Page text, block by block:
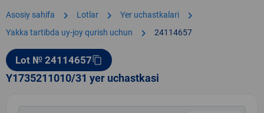
Asosiy sahifa chevron_right Lotlar chevron_right Yer uchastkalari chevron_right
Yakka tartibda uy-joy qurish uchun chevron_right 24114657
Lot № 24114657content_copy
Y1735211010/31 yer uchastkasi